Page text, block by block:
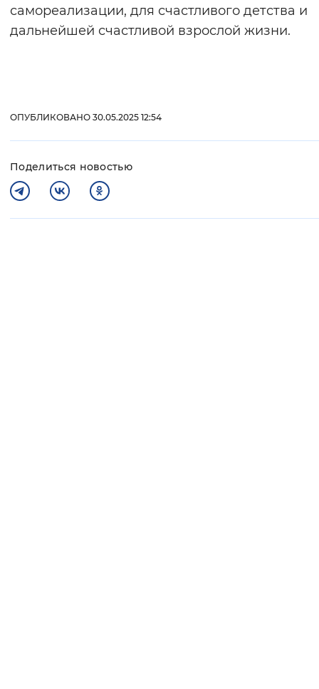
самореализации, для счастливого детства и
дальнейшей счастливой взрослой жизни.
ОПУБЛИКОВАНО 30.05.2025 12:54
Поделиться новостью